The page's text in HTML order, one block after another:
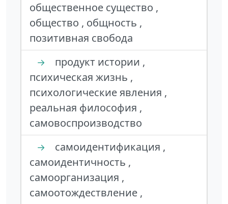
общественное существо ,
общество , общность ,
позитивная свобода
→
продукт истории ,
психическая жизнь ,
психологические явления ,
реальная философия ,
самовоспроизводство
→
самоидентификация ,
самоидентичность ,
самоорганизация ,
самоотождествление ,